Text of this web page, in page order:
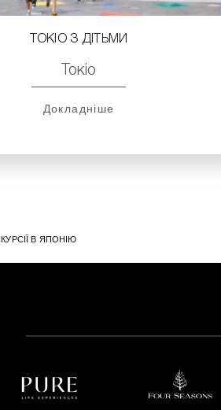
ТОКІО З ДІТЬМИ
Токіо
Докладніше
В ЯПОНІЮ